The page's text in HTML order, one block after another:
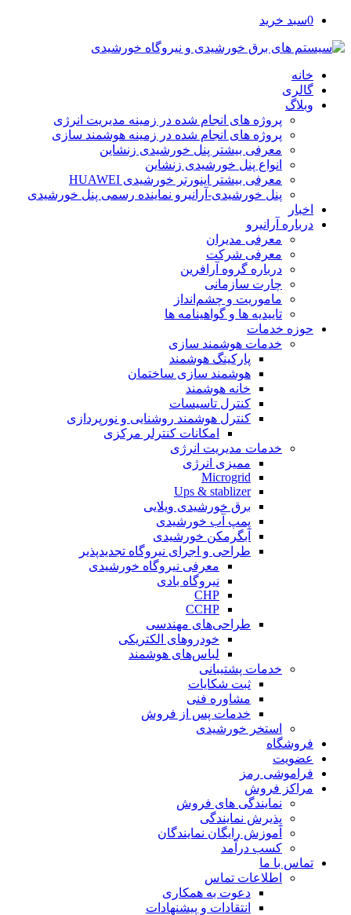
0سبد خرید
خانه
گالری
وبلاگ
پروژه های انجام شده در زمینه مدیریت انرژی
پروژه های انجام شده در زمینه هوشمند سازی
معرفی بیشتر پنل خورشیدی زنشاین
انواع پنل خورشیدی زنشاین
معرفی بیشتر اینورتر خورشیدی HUAWEI
پنل خورشیدی-آرانیرو نماینده رسمی پنل خورشیدی
اخبار
درباره آرانیرو
معرفی مدیران
معرفی شرکت
درباره گروه آرافرین
چارت سازمانی
ماموریت و چشم‌انداز
تاییدیه ها و گواهینامه ها
حوزه خدمات
خدمات هوشمند سازی
پارکینگ هوشمند
هوشمند سازی ساختمان
خانه هوشمند
کنترل تاسیسات
کنترل هوشمند روشنایی و نورپردازی
امکانات کنترلر مرکزی
خدمات مدیریت انرژی
ممیزی انرژی
Microgrid
Ups & stablizer
برق خورشیدی ویلایی
پمپ آب خورشیدی
آبگرمکن خورشیدی
طراحی و اجرای نیروگاه تجدیدپذیر
معرفی نیروگاه خورشیدی
نیروگاه بادی
CHP
CCHP
طراحی‌های مهندسی
خودروهای الکتریکی
لباس‌های هوشمند
خدمات پشتیبانی
ثبت شکایات
مشاوره فنی
خدمات پس از فروش
استخر خورشیدی
فروشگاه
عضویت
فراموشی رمز
مراکز فروش
نمایندگی های فروش
پذیرش نمایندگی
آموزش رایگان نمایندگان
کسب درآمد
تماس با ما
اطلاعات تماس
دعوت به همکاری
انتقادات و پیشنهادات